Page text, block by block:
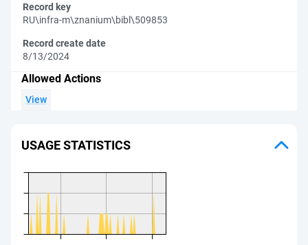
Record key
RU\infra-m\znanium\bibl\509853
Record create date
8/13/2024
Allowed Actions
View
USAGE STATISTICS